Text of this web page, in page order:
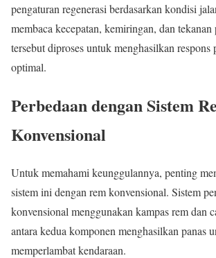
pengaturan regenerasi berdasarkan kondisi
membaca kecepatan, kemiringan, dan tekanan
tersebut diproses untuk menghasilkan respons
optimal.
Perbedaan dengan Sistem
Konvensional
Untuk memahami keunggulannya, penting
sistem ini dengan rem konvensional. Sistem
konvensional menggunakan kampas rem dan
antara kedua komponen menghasilkan panas
memperlambat kendaraan.